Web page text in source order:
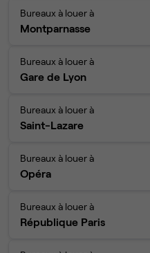
Bureaux à louer à
Montparnasse
Bureaux à louer à
Gare de Lyon
Bureaux à louer à
Saint-Lazare
Bureaux à louer à
Opéra
Bureaux à louer à
République Paris